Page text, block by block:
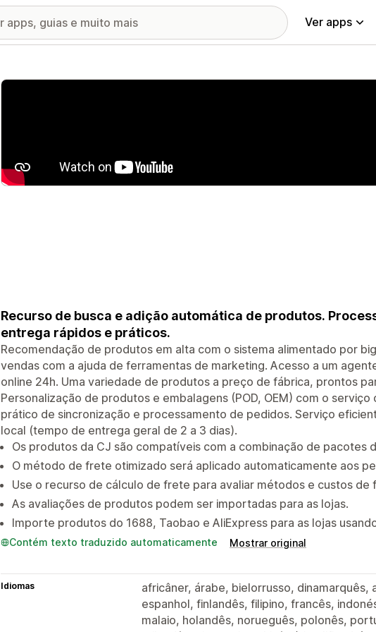
Ver apps
Galeria de imagens em destaque
Recurso de busca e adição automática de produtos.
entrega rápidos e práticos.
Recomendação de produtos em alta com o sistema alimentado por
vendas com a ajuda de ferramentas de marketing. Acesso a um
online 24h. Uma variedade de produtos a preço de fábrica, prontos
Personalização de produtos e embalagens (POD, OEM) com o
prático de sincronização e processamento de pedidos. Serviço
local (tempo de entrega geral de 2 a 3 dias).
Os produtos da CJ são compatíveis com a combinação de pacotes
O método de frete otimizado será aplicado automaticamente aos
Use o recurso de cálculo de frete para avaliar métodos e custos de
As avaliações de produtos podem ser importadas para as lojas.
Importe produtos do 1688, Taobao e AliExpress para as lojas
Contém texto traduzido automaticamente Mostrar original
Idiomas
africâner, árabe, bielorrusso, dinamarquês,
espanhol, finlandês, filipino, francês,
malaio, holandês, norueguês, polonês,